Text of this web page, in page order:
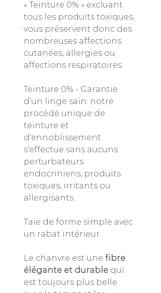
« Teinture 0% » excluant
tous les produits toxiques,
vous préservent donc des
nombreuses affections
cutanées, allergies ou
affections respiratoires.
Teinture 0% - Garantie
d’un linge sain: notre
procédé unique de
teinture et
d'ennoblissement
s'effectue sans aucuns
perturbateurs
endocriniens, produits
toxiques, irritants ou
allergisants.
Taie de forme simple avec
un rabat intérieur.
Le chanvre est une fibre
élégante et durable qui
est toujours plus belle